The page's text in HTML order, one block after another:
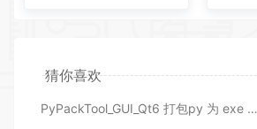
猜你喜欢
PyPackTool_GUI_Qt6 打包py 为 exe 工具